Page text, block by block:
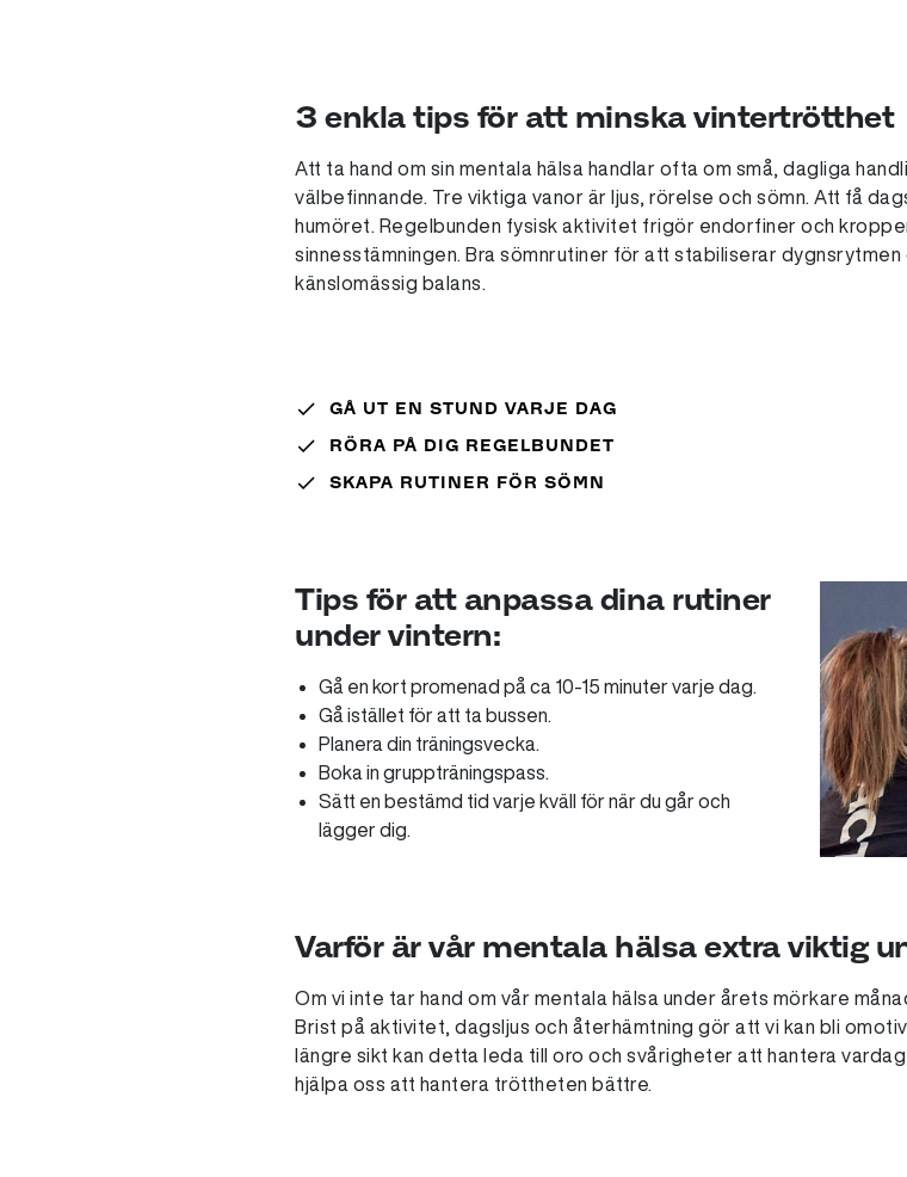
3 enkla tips för att minska vintertrötthet
Att ta hand om sin mentala hälsa handlar ofta om små, dagliga
välbefinnande. Tre viktiga vanor är ljus, rörelse och sömn. Att få
humöret. Regelbunden fysisk aktivitet frigör endorfiner och
sinnesstämningen. Bra sömnrutiner för att stabiliserar
känslomässig balans.
done GÅ UT EN STUND VARJE DAG
done RÖRA PÅ DIG REGELBUNDET
done SKAPA RUTINER FÖR SÖMN
Tips för att anpassa dina rutiner
under vintern:
Gå en kort promenad på ca 10-15 minuter varje dag.
Gå istället för att ta bussen.
Planera din träningsvecka.
Boka in gruppträningspass.
Sätt en bestämd tid varje kväll för när du går och
lägger dig.
Varför är vår mentala hälsa extra viktig
Om vi inte tar hand om vår mentala hälsa under årets mörkare
Brist på aktivitet, dagsljus och återhämtning gör att vi kan bli
längre sikt kan detta leda till oro och svårigheter att hantera
hjälpa oss att hantera tröttheten bättre.